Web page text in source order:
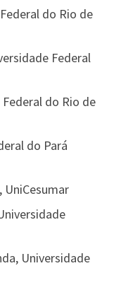
do Rio de
Federal
do Rio de
do Pará
UniCesumar
Universidade